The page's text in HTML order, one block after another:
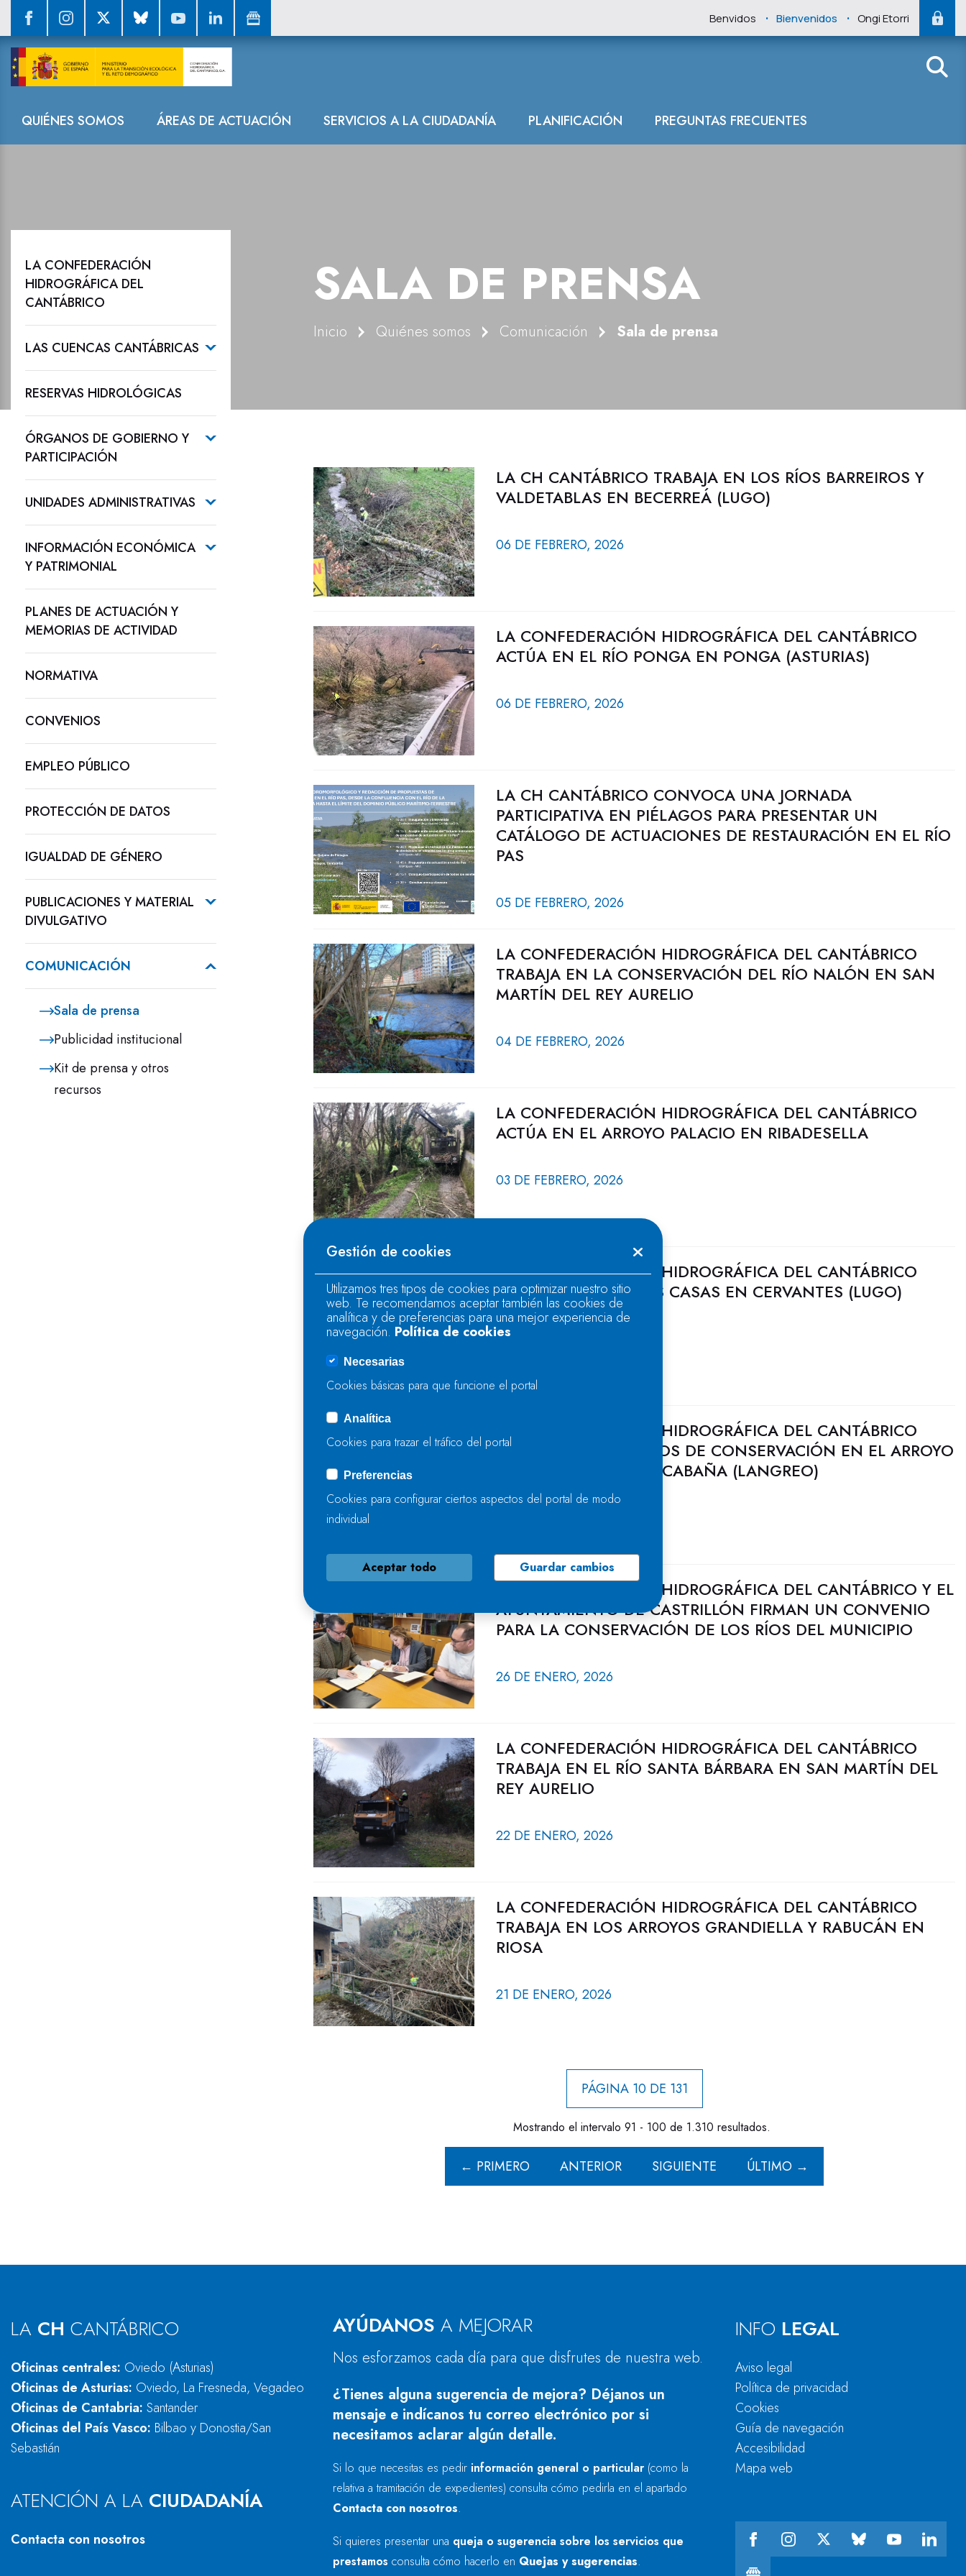
Benvidos . Bienvenidos . Ongi Etorri
Navegación
QUIÉNES SOMOS ÁREAS DE ACTUACIÓN SERVICIOS A LA CIUDADANÍA PLANIFICACIÓN PREGUNTAS FRECUENTES
Sala de prensa
SALA DE PRENSA
Inicio Quiénes somos Comunicación Sala de prensa
LA CONFEDERACIÓN
HIDROGRÁFICA DEL
CANTÁBRICO
LAS CUENCAS CANTÁBRICAS
RESERVAS HIDROLÓGICAS
ÓRGANOS DE GOBIERNO Y
PARTICIPACIÓN
UNIDADES ADMINISTRATIVAS
INFORMACIÓN ECONÓMICA
Y PATRIMONIAL
PLANES DE ACTUACIÓN Y
MEMORIAS DE ACTIVIDAD
NORMATIVA
CONVENIOS
EMPLEO PÚBLICO
PROTECCIÓN DE DATOS
IGUALDAD DE GÉNERO
PUBLICACIONES Y MATERIAL
DIVULGATIVO
COMUNICACIÓN
Sala de prensa
Publicidad institucional
Kit de prensa y otros
recursos
LA CH CANTÁBRICO TRABAJA EN LOS RÍOS BARREIROS Y
VALDETABLAS EN BECERREÁ (LUGO)
06 DE FEBRERO, 2026
LA CONFEDERACIÓN HIDROGRÁFICA DEL CANTÁBRICO
ACTÚA EN EL RÍO PONGA EN PONGA (ASTURIAS)
06 DE FEBRERO, 2026
LA CH CANTÁBRICO CONVOCA UNA JORNADA
PARTICIPATIVA EN PIÉLAGOS PARA PRESENTAR UN
CATÁLOGO DE ACTUACIONES DE RESTAURACIÓN EN EL RÍO
PAS
05 DE FEBRERO, 2026
LA CONFEDERACIÓN HIDROGRÁFICA DEL CANTÁBRICO
TRABAJA EN LA CONSERVACIÓN DEL RÍO NALÓN EN SAN
MARTÍN DEL REY AURELIO
04 DE FEBRERO, 2026
LA CONFEDERACIÓN HIDROGRÁFICA DEL CANTÁBRICO
ACTÚA EN EL ARROYO PALACIO EN RIBADESELLA
03 DE FEBRERO, 2026
LA CONFEDERACIÓN HIDROGRÁFICA DEL CANTÁBRICO
ACTÚA EN EL RÍO DAS CASAS EN CERVANTES (LUGO)
02 DE FEBRERO, 2026
LA CONFEDERACIÓN HIDROGRÁFICA DEL CANTÁBRICO
FINALIZA LOS TRABAJOS DE CONSERVACIÓN EN EL ARROYO
INNOMINADO EN LA CABAÑA (LANGREO)
LA CONFEDERACIÓN HIDROGRÁFICA DEL CANTÁBRICO Y EL
AYUNTAMIENTO DE CASTRILLÓN FIRMAN UN CONVENIO
PARA LA CONSERVACIÓN DE LOS RÍOS DEL MUNICIPIO
26 DE ENERO, 2026
LA CONFEDERACIÓN HIDROGRÁFICA DEL CANTÁBRICO
TRABAJA EN EL RÍO SANTA BÁRBARA EN SAN MARTÍN DEL
REY AURELIO
22 DE ENERO, 2026
LA CONFEDERACIÓN HIDROGRÁFICA DEL CANTÁBRICO
TRABAJA EN LOS ARROYOS GRANDIELLA Y RABUCÁN EN
RIOSA
21 DE ENERO, 2026
PÁGINA 10 DE 131
Mostrando el intervalo 91 - 100 de 1.310 resultados.
← PRIMERO ANTERIOR SIGUIENTE ÚLTIMO →
LA CH CANTÁBRICO
Oficinas centrales: Oviedo (Asturias)
Oficinas de Asturias: Oviedo, La Fresneda, Vegadeo
Oficinas de Cantabria: Santander
Oficinas del País Vasco: Bilbao y Donostia/San
Sebastián
ATENCIÓN A LA CIUDADANÍA
Contacta con nosotros
AYÚDANOS A MEJORAR
Nos esforzamos cada día para que disfrutes de nuestra web.
¿Tienes alguna sugerencia de mejora? Déjanos un
mensaje e indícanos tu correo electrónico por si
necesitamos aclarar algún detalle.
Si lo que necesitas es pedir información general o particular (como la
relativa a tramitación de expedientes) consulta cómo pedirla en el apartado
Contacta con nosotros.
Si quieres presentar una queja o sugerencia sobre los servicios que
prestamos consulta cómo hacerlo en Quejas y sugerencias.
INFO LEGAL
Aviso legal
Política de privacidad
Cookies
Guía de navegación
Accesibilidad
Mapa web
Gestión de cookies
Utilizamos tres tipos de cookies para optimizar nuestro sitio
web. Te recomendamos aceptar también las cookies de
analítica y de preferencias para una mejor experiencia de
navegación. Política de cookies
Necesarias
Cookies básicas para que funcione el portal
Analítica
Cookies para trazar el tráfico del portal
Preferencias
Cookies para configurar ciertos aspectos del portal de modo
individual
Aceptar todo Guardar cambios